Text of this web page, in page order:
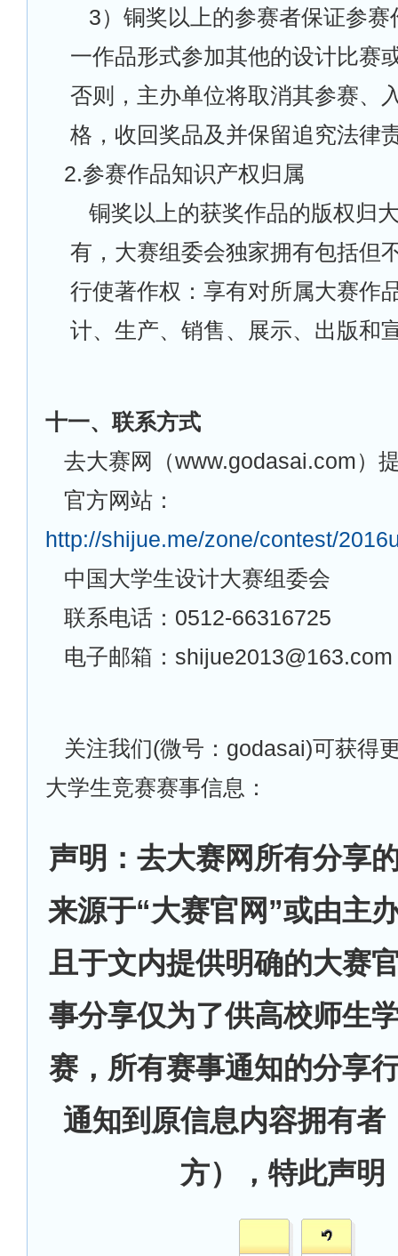
3）铜奖以上的参赛者保证参
一作品形式参加其他的设计比赛
否则，主办单位将取消其参赛、
格，收回奖品及并保留追究法律
2.参赛作品知识产权归属
铜奖以上的获奖作品的版权归
有，大赛组委会独家拥有包括但
行使著作权：享有对所属大赛作
计、生产、销售、展示、出版和
十一、联系方式
去大赛网（www.godasai.com）
官方网站：
http://shijue.me/zone/contest/
中国大学生设计大赛组委会
联系电话：0512-66316725
电子邮箱：shijue2013@163.com
关注我们(微号：godasai)可获得
大学生竞赛赛事信息：
声明：去大赛网所有分享
来源于“大赛官网”或由主
且于文内提供明确的大赛
事分享仅为了供高校师生
赛，所有赛事通知的分享
通知到原信息内容拥有者
方），特此声明